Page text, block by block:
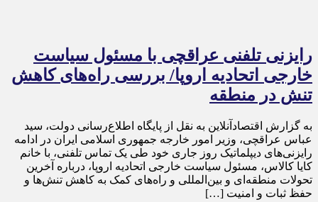
رایزنی تلفنی عراقچی با مسئول سیاست
خارجی اتحادیه اروپا/ بررسی راه‌های کاهش
تنش در منطقه
به گزارش اقتصادآنلاین به نقل از پایگاه اطلاع‌رسانی دولت، سید
عباس عراقچی، وزیر امور خارجه جمهوری اسلامی ایران در ادامه
رایزنی‌های دیپلماتیک روز جاری خود طی یک تماس تلفنی، با خانم
کایا کالاس، مسئول سیاست خارجی اتحادیه اروپا، درباره آخرین
تحولات منطقه‌ای و بین‌المللی و راه‌های کمک به کاهش تنش‌ها و
حفظ ثبات و امنیت […]